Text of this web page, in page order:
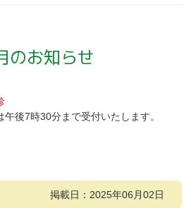
のお知らせ
後7時30分まで受付いたします。
掲載日：2025年06月02日